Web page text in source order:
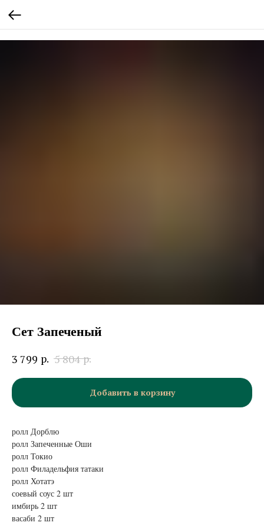
Сет Запеченый
3 799 р. 5 804 р.
Добавить в корзину
ролл Дорблю
ролл Запеченные Оши
ролл Токио
ролл Филадельфия татаки
ролл Хотатэ
соевый соус 2 шт
имбирь 2 шт
васаби 2 шт